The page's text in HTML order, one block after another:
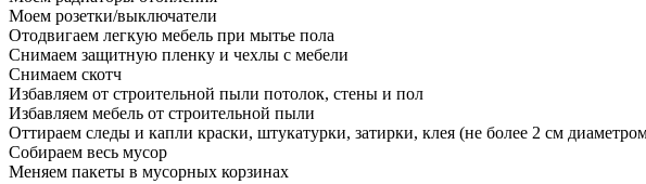
Моем розетки/выключатели
Отодвигаем легкую мебель при мытье пола
Снимаем защитную пленку и чехлы с мебели
Снимаем скотч
Избавляем от строительной пыли потолок, стены и пол
Избавляем мебель от строительной пыли
Оттираем следы и капли краски, штукатурки, затирки, клея (не более 2 см
Собираем весь мусор
Меняем пакеты в мусорных корзинах